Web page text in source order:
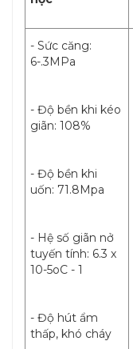
- Sức căng:
6-.3MPa
- Độ bền khi kéo
giãn: 108%
- Độ bền khi
uốn: 71.8Mpa
- Hệ số giãn nở
tuyến tính: 6.3 x
10-5oC - 1
- Độ hút ẩm
thấp, khó cháy